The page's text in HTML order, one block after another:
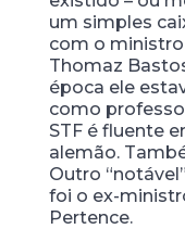
um simples
com o
Thomaz
época ele
como
STF é fluente
alemão.
Outro
foi o ex-
Pertence.